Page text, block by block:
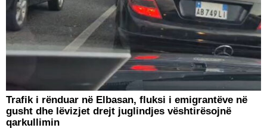
Trafik i rënduar në Elbasan, fluksi i emigrantëve në
gusht dhe lëvizjet drejt juglindjes vështirësojnë
qarkullimin